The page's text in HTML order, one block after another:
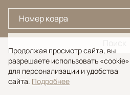
Продолжая просмотр сайта, вы
разрешаете использовать «cookie»
для персонализации и удобства
сайта. Подробнее